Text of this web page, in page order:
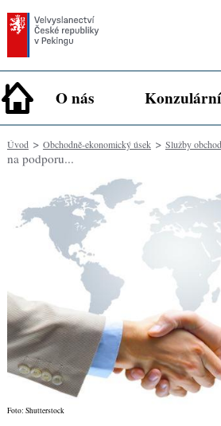
O nás
Úvod> Obchodně-ekonomický úsek> Služby
na podporu...
Foto: Shutterstock